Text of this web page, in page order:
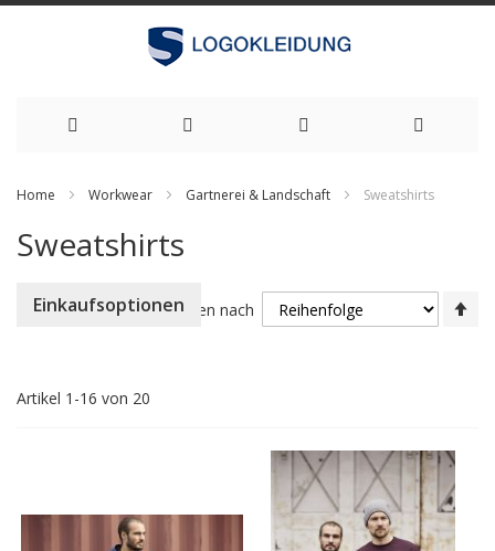
springen
Home Workwear Gartnerei & Landschaft Sweatshirts
Sweatshirts
Artikel 1 -16 von 20
Sortieren nach
Einkaufsoptionen